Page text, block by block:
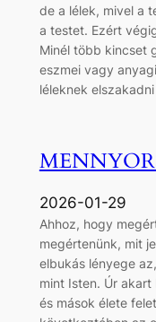
de a lélek, mivel a
a testet. Ezért
Minél több kincset
eszmei vagy
léleknek
2026-01-29
Ahhoz, hogy
megértenünk, mit
elbukás lényege
mint Isten. Úr
és mások élete